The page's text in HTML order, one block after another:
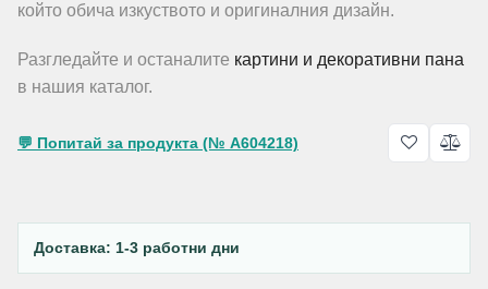
който обича изкуството и оригиналния дизайн.
Разгледайте и останалите картини и декоративни пана
в нашия каталог.
💬 Попитай за продукта (№ A604218)
Доставка: 1-3 работни дни